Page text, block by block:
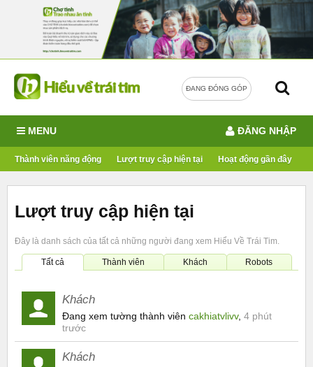
ĐANG ĐÓNG GÓP
MENU
Thành viên năng động Lượt truy cập hiện tại Hoạt động gần đây
ĐĂNG NHẬP
Lượt truy cập hiện tại
Đây là danh sách của tất cả những người đang xem Hiểu Về Trái Tim.
Tất cả Thành viên Khách Robots
Khách
Đang xem tường thành viên cakhiatvlivv, 4 phút
trước
Khách